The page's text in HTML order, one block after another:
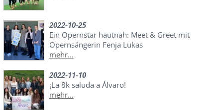
2022-10-25
Ein Opernstar hautnah: Meet & Greet mit
Opernsängerin Fenja Lukas
mehr...
2022-11-10
¡La 8k saluda a Álvaro!
mehr...